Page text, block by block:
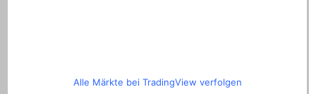
Alle Märkte bei TradingView verfolgen